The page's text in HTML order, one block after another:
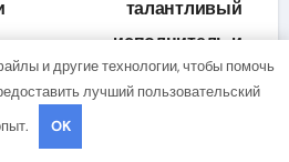
талантливый
исполнитель и
мастер эстрадного
и другие технологии, чтобы помочь
лучший пользовательский
OK